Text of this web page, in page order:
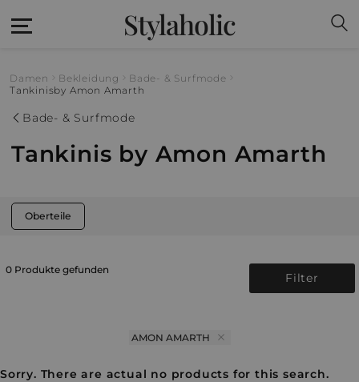
Stylaholic
Damen Bekleidung
Bade- & Surfmode
Tankinisby Amon Amarth
Bade- & Surfmode
Tankinis by Amon Amarth
Oberteile
0 Produkte gefunden
Filter
AMON AMARTH
Sorry. There are actual no products for this search.